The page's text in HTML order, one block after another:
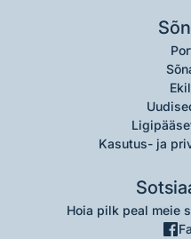
Kasutus- ja
Hoia pilk peal meie